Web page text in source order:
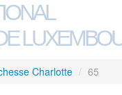
Charlotte / 65